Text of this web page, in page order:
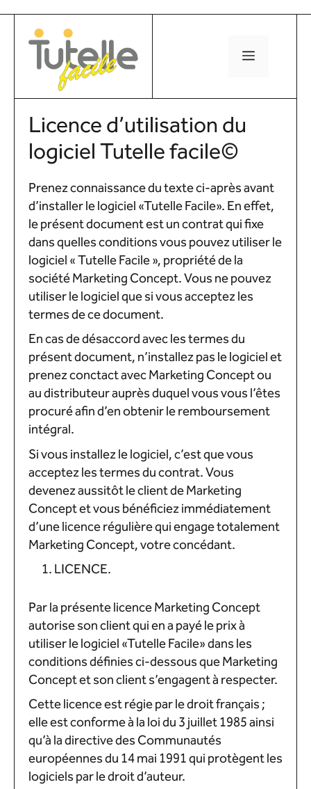
Aller
contenu
MENU
Licence d’utilisation du
logiciel Tutelle facile©
Prenez connaissance du texte ci-après avant
d’installer le logiciel «Tutelle Facile». En effet,
le présent document est un contrat qui fixe
dans quelles conditions vous pouvez utiliser le
logiciel « Tutelle Facile », propriété de la
société Marketing Concept. Vous ne pouvez
utiliser le logiciel que si vous acceptez les
termes de ce document.
En cas de désaccord avec les termes du
présent document, n’installez pas le logiciel et
prenez conctact avec Marketing Concept ou
au distributeur auprès duquel vous vous l’êtes
procuré afin d’en obtenir le remboursement
intégral.
Si vous installez le logiciel, c’est que vous
acceptez les termes du contrat. Vous
devenez aussitôt le client de Marketing
Concept et vous bénéficiez immédiatement
d’une licence régulière qui engage totalement
Marketing Concept, votre concédant.
LICENCE.
Par la présente licence Marketing Concept
autorise son client qui en a payé le prix à
utiliser le logiciel «Tutelle Facile» dans les
conditions définies ci-dessous que Marketing
Concept et son client s’engagent à respecter.
Cette licence est régie par le droit français ;
elle est conforme à la loi du 3 juillet 1985 ainsi
qu’à la directive des Communautés
européennes du 14 mai 1991 qui protègent les
logiciels par le droit d’auteur.